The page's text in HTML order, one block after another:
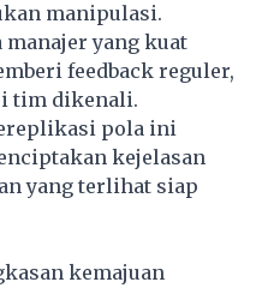
manipulasi.
manajer yang kuat
feedback reguler,
tim dikenali.
pola ini
kejelasan
yang terlihat siap
kemajuan